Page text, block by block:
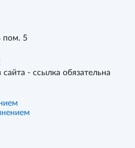
пом. 5
- ссылка обязательна